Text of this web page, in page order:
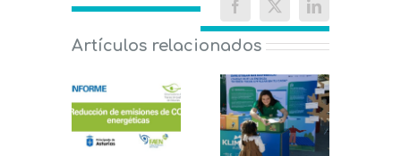
Facebook
X LinkedIn
Artículos relacionados